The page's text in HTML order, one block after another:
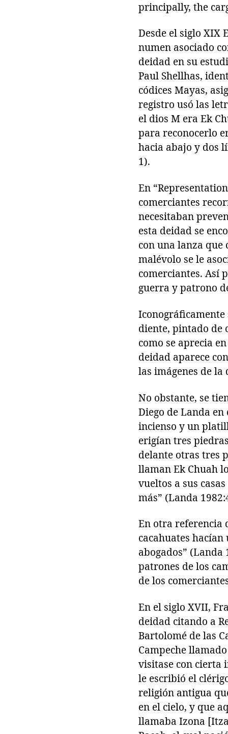
principally, the
Desde el siglo XIX
numen asociado
deidad en su
Paul Shellhas,
códices Mayas,
registro usó las
el dios M era Ek
para reconocerlo
hacia abajo y dos
1).
En
comerciantes
necesitaban
esta deidad se
con una lanza que
malévolo se le
comerciantes. Así
guerra y patrono
Iconográficamente
diente, pintado de
como se aprecia
deidad aparece
las imágenes de la
No obstante, se
Diego de Landa
incienso y un
erigían tres
delante otras tres
llaman Ek Chuah
vueltos a sus
más” (Landa
En otra referencia
cacahuates hacían
abogados” (Landa
patrones de los
de los
En el siglo XVII,
deidad citando a
Bartolomé de las
Campeche
visitase con cierta
le escribió el
religión antigua
en el cielo, y que
llamaba Izona